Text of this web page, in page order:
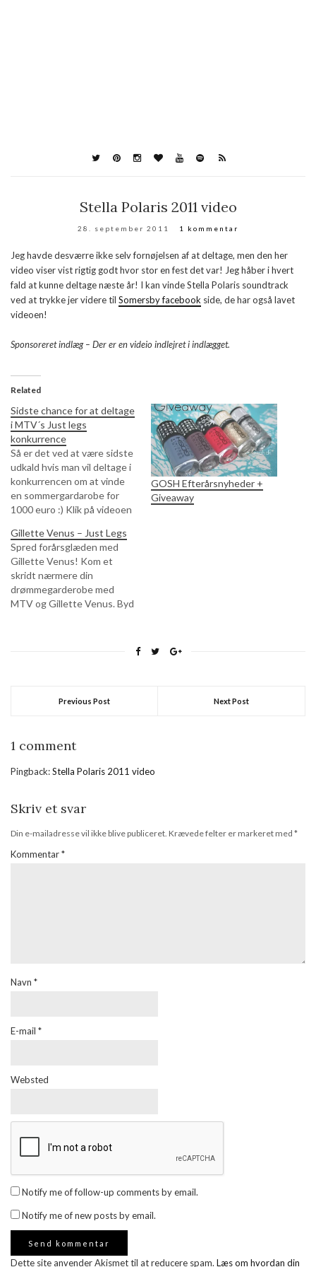
Stella Polaris 2011 video
28. september 2011 1 kommentar
Jeg havde desværre ikke selv fornøjelsen af at deltage, men den her
video viser vist rigtig godt hvor stor en fest det var! Jeg håber i hvert
fald at kunne deltage næste år! I kan vinde Stella Polaris soundtrack
ved at trykke jer videre til Somersby facebook side, de har også lavet
videoen!
Sponsoreret indlæg – Der er en videio indlejret i indlægget.
Related
Sidste chance for at deltage
i MTV´s Just legs
konkurrence
Så er det ved at være sidste
udkald hvis man vil deltage i
konkurrencen om at vinde
en sommergardarobe for
1000 euro :) Klik på videoen
at komme til konkurrencen.
Til dem der læser med fra
reader er der en video i
indlægget…
GOSH Efterårsnyheder +
Giveaway
Gillette Venus – Just Legs
Spred forårsglæden med
Gillette Venus! Kom et
skridt nærmere din
drømmegarderobe med
MTV og Gillette Venus. Byd
kåres en vinder efter en
Previous Post Next Post
1 comment
Pingback:Stella Polaris 2011 video
Skriv et svar
Din e-mailadresse vil ikke blive publiceret. Krævede felter er markeret med *
Kommentar*
Navn *
E-mail *
Websted
Notify me of follow-up comments by email.
Notify me of new posts by email.
Dette site anvender Akismet til at reducere spam. Læs om hvordan din